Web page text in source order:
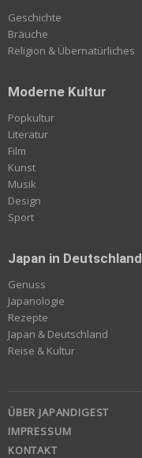
Geschichte
Bräuche
Religion & Übernatürliches
Moderne Kultur
Popkultur
Literatur
Film
Kunst
Musik
Design
Sport
Japan in Deutschland
Genuss
Japanologie
Rezepte
Japan & Deutschland
Reise & Kultur
ÜBER JAPANDIGEST
IMPRESSUM
KONTAKT